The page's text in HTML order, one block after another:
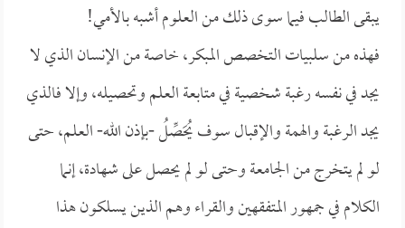
يبقى الطالب فيما سوى ذلك من العلوم أشبه بالأمي!
فهذه من سلبيات التخصص المبكر، خاصة من الإنسان الذي لا
يجد في نفسه رغبة شخصية في متابعة العلم وتحصيله، وإلا فالذي
يجد الرغبة والهمة والإقبال سوف يُحَصِّلُ -بإذن الله- العلم، حتى
لو لم يتخرج من الجامعة وحتى لو لم يحصل على شهادة، إنما
الكلام في جمهور المتفقهين والقراء وهم الذين يسلكون هذا